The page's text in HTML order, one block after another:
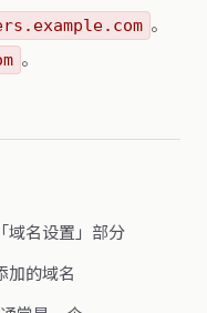
。
。
域名设置」部分
加的域名